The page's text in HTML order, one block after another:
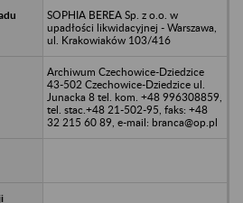
SOPHIA BEREA Sp. z o.o. w
upadłości likwidacyjnej - Warszawa,
ul. Krakowiaków 103/416
Archiwum Czechowice-Dziedzice
43-502 Czechowice-Dziedzice ul.
Junacka 8 tel. kom. +48 996308859,
tel. stac.+48 21-502-95, faks: +48
32 215 60 89, e-mail: branca@op.pl